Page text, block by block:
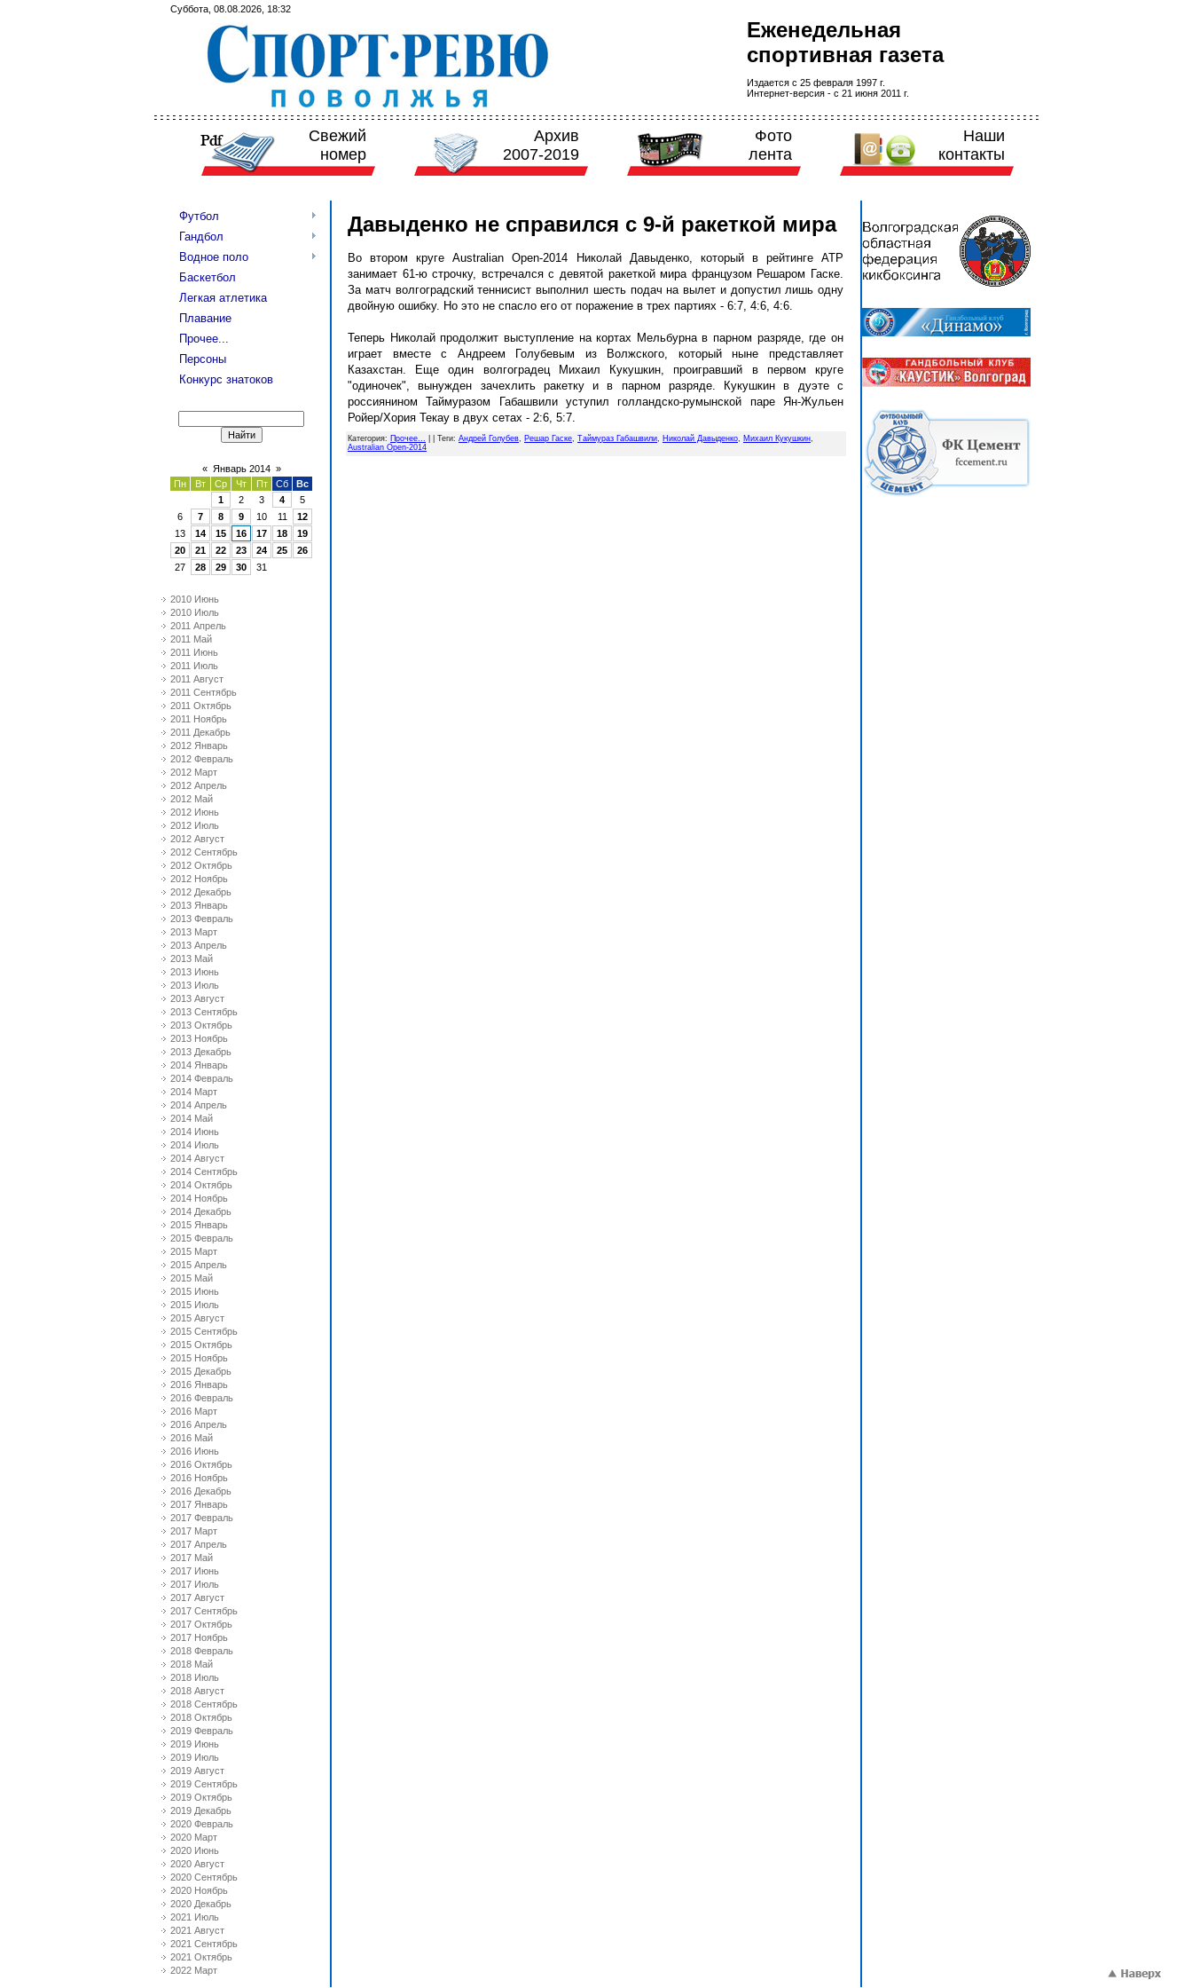
Суббота, 08.08.2026, 18:32
Еженедельная
спортивная газета
Издается с 25 февраля 1997 г.
Интернет-версия - с 21 июня 2011 г.
Свежий
номер
Архив
2007-2019
Фото
лента
Наши
контакты
Футбол
Гандбол
Водное поло
Баскетбол
Легкая атлетика
Плавание
Прочее...
Персоны
Конкурс знатоков
« Январь 2014 »
Пн
Вт Ср Чт Пт Сб
Вс
1
2 3 4
5
6
7 8 9 10 11
12
13
14 15 16 17 18
19
20
21 22 23 24 25
26
27
28 29 30 31
2010 Июнь
2010 Июль
2011 Апрель
2011 Май
2011 Июнь
2011 Июль
2011 Август
2011 Сентябрь
2011 Октябрь
2011 Ноябрь
2011 Декабрь
2012 Январь
2012 Февраль
2012 Март
2012 Апрель
2012 Май
2012 Июнь
2012 Июль
2012 Август
2012 Сентябрь
2012 Октябрь
2012 Ноябрь
2012 Декабрь
2013 Январь
2013 Февраль
2013 Март
2013 Апрель
2013 Май
2013 Июнь
2013 Июль
2013 Август
2013 Сентябрь
2013 Октябрь
2013 Ноябрь
2013 Декабрь
2014 Январь
2014 Февраль
2014 Март
2014 Апрель
2014 Май
2014 Июнь
2014 Июль
2014 Август
2014 Сентябрь
2014 Октябрь
2014 Ноябрь
2014 Декабрь
2015 Январь
2015 Февраль
2015 Март
2015 Апрель
2015 Май
2015 Июнь
2015 Июль
2015 Август
2015 Сентябрь
2015 Октябрь
2015 Ноябрь
2015 Декабрь
2016 Январь
2016 Февраль
2016 Март
2016 Апрель
2016 Май
2016 Июнь
2016 Октябрь
2016 Ноябрь
2016 Декабрь
2017 Январь
2017 Февраль
2017 Март
2017 Апрель
2017 Май
2017 Июнь
2017 Июль
2017 Август
2017 Сентябрь
2017 Октябрь
2017 Ноябрь
2018 Февраль
2018 Май
2018 Июль
2018 Август
2018 Сентябрь
2018 Октябрь
2019 Февраль
2019 Июнь
2019 Июль
2019 Август
2019 Сентябрь
2019 Октябрь
2019 Декабрь
2020 Февраль
2020 Март
2020 Июнь
2020 Август
2020 Сентябрь
2020 Ноябрь
2020 Декабрь
2021 Июль
2021 Август
2021 Сентябрь
2021 Октябрь
2022 Март
Давыденко не справился с 9-й ракеткой мира
Во втором круге Australian Open-2014 Николай Давыденко, который в рейтинге ATP
занимает 61-ю строчку, встречался с девятой ракеткой мира французом Решаром Гаске.
За матч волгоградский теннисист выполнил шесть подач на вылет и допустил лишь одну
двойную ошибку. Но это не спасло его от поражение в трех партиях - 6:7, 4:6, 4:6.
Теперь Николай продолжит выступление на кортах Мельбурна в парном разряде, где он
играет вместе с Андреем Голубевым из Волжского, который ныне представляет
Казахстан. Еще один волгоградец Михаил Кукушкин, проигравший в первом круге
"одиночек", вынужден зачехлить ракетку и в парном разряде. Кукушкин в дуэте с
россиянином Таймуразом Габашвили уступил голландско-румынской паре Ян-Жульен
Ройер/Хория Текау в двух сетах - 2:6, 5:7.
Категория: Прочее... Теги: Андрей Голубев, Решар Гаске, Таймураз Габашвили, Николай Давыденко, Михаил Кукушкин,
Australian Open-2014